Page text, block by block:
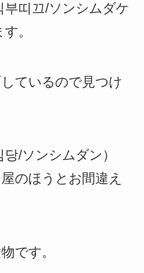
띠끄/ソンシムダケ
。
ているので見つけ
/ソンシムダン）
のほうとお間違え
です。